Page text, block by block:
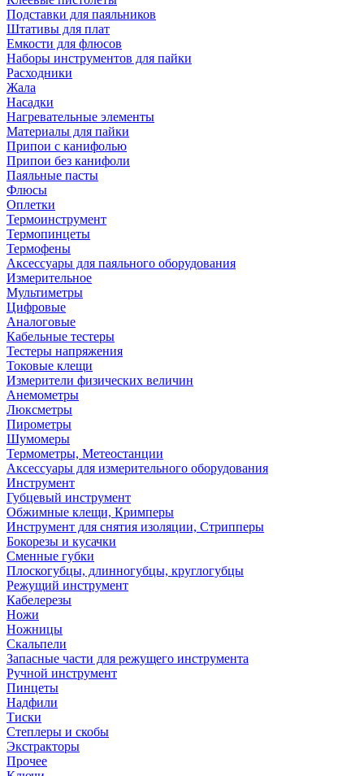
Подставки для паяльников
Штативы для плат
Емкости для флюсов
Наборы инструментов для пайки
Расходники
Жала
Насадки
Нагревательные элементы
Материалы для пайки
Припои с канифолью
Припои без канифоли
Паяльные пасты
Флюсы
Оплетки
Термоинструмент
Термопинцеты
Термофены
Аксессуары для паяльного оборудования
Измерительное
Мультиметры
Цифровые
Аналоговые
Кабельные тестеры
Тестеры напряжения
Токовые клещи
Измерители физических величин
Анемометры
Люксметры
Пирометры
Шумомеры
Термометры, Метеостанции
Аксессуары для измерительного оборудования
Инструмент
Губцевый инструмент
Обжимные клещи, Кримперы
Инструмент для снятия изоляции, Стрипперы
Бокорезы и кусачки
Сменные губки
Плоскогубцы, длинногубцы, круглогубцы
Режущий инструмент
Кабелерезы
Ножи
Ножницы
Скальпели
Запасные части для режущего инструмента
Ручной инструмент
Пинцеты
Надфили
Тиски
Степлеры и скобы
Экстракторы
Прочее